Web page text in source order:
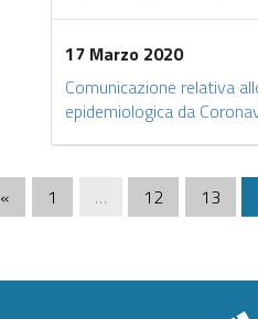
17 Marzo 2020
Comunicazione relativa
epidemiologica da
« 1 … 12 13